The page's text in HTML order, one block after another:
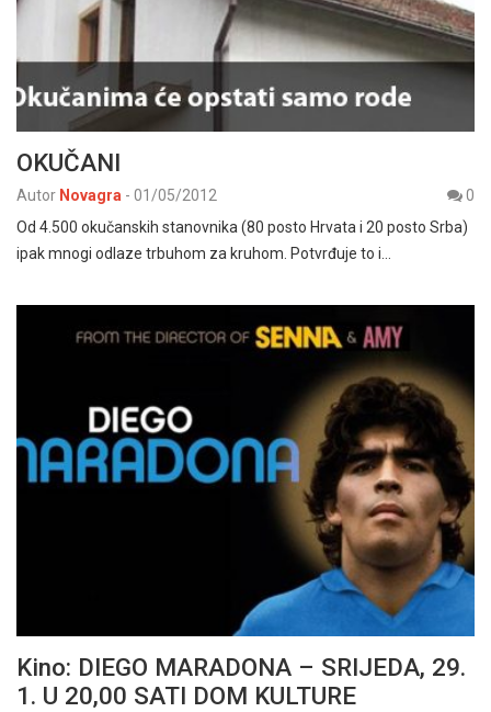
OKUČANI
Autor Novagra - 01/05/2012
0
Od 4.500 okučanskih stanovnika (80 posto Hrvata i 20 posto Srba)
ipak mnogi odlaze trbuhom za kruhom. Potvrđuje to i…
Kino: DIEGO MARADONA – SRIJEDA, 29.
1. U 20,00 SATI DOM KULTURE